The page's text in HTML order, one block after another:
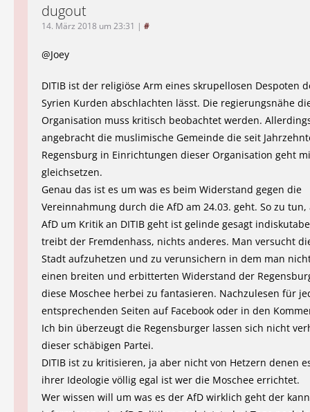
dugout
14. März 2018 um 23:31 | #
@Joey
DITIB ist der religiöse Arm eines skrupellosen Despoten
Syrien Kurden abschlachten lässt. Die regierungsnähe
Organisation muss kritisch beobachtet werden.
angebracht die muslimische Gemeinde die seit
Regensburg in Einrichtungen dieser Organisation geht
gleichsetzen.
Genau das ist es um was es beim Widerstand gegen die
Vereinnahmung durch die AfD am 24.03. geht. So zu tun,
AfD um Kritik an DITIB geht ist gelinde gesagt
treibt der Fremdenhass, nichts anderes. Man versucht
Stadt aufzuhetzen und zu verunsichern in dem man
einen breiten und erbitterten Widerstand der
diese Moschee herbei zu fantasieren. Nachzulesen für
entsprechenden Seiten auf Facebook oder in den
Ich bin überzeugt die Regensburger lassen sich nicht
dieser schäbigen Partei.
DITIB ist zu kritisieren, ja aber nicht von Hetzern denen
ihrer Ideologie völlig egal ist wer die Moschee errichtet.
Wer wissen will um was es der AfD wirklich geht der